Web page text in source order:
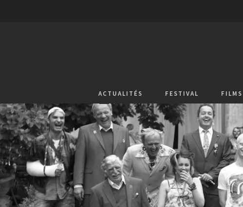
ACTUALITÉS FESTIVAL FILMS